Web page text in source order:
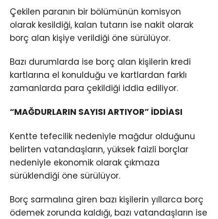
Çekilen paranın bir bölümünün komisyon
olarak kesildiği, kalan tutarın ise nakit olarak
borç alan kişiye verildiği öne sürülüyor.
Bazı durumlarda ise borç alan kişilerin kredi
kartlarına el konulduğu ve kartlardan farklı
zamanlarda para çekildiği iddia ediliyor.
“MAĞDURLARIN SAYISI ARTIYOR” İDDİASI
Kentte tefecilik nedeniyle mağdur olduğunu
belirten vatandaşların, yüksek faizli borçlar
nedeniyle ekonomik olarak çıkmaza
sürüklendiği öne sürülüyor.
Borç sarmalına giren bazı kişilerin yıllarca borç
ödemek zorunda kaldığı, bazı vatandaşların ise